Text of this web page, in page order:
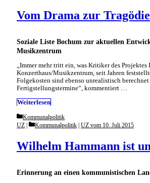
Soziale Liste Bochum zur aktuellen
Musikzentrum
Vom Drama zur
„Immer mehr tritt ein, was Kritiker des Projektes
Konzerthaus/Musikzentrum, seit Jahren
Folgekosten sind ebenso unrealistisch
Fertigstellungstermine“, kommentiert …
Weiterlesen
Categories
Kommunalpolitik
Erinnerung an einen kommunistischen
Wilhelm Hammann ist
UZ Categories
Kommunalpolitik UZ vom 10. Juli 2015